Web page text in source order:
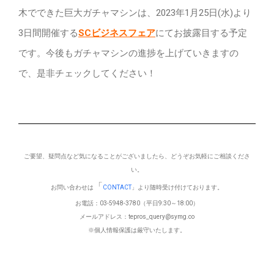
木でできた巨大ガチャマシンは、2023年1月25日(水)より
3日間開催するSCビジネスフェアにてお披露目する予定
です。 今後もガチャマシンの進捗を上げていきますの
で、是非チェックしてください！
ご要望、疑問点など気になることがございましたら、どうぞお気軽にご相談くださ
い。
お問い合わせは 「 CONTACT」より随時受け付けております。
お電話：03-5948-3780（平日9:30～18:00）
メールアドレス：tepros_query@symg.co
※個人情報保護は厳守いたします。